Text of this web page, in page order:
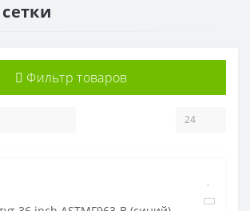
Фильтр товаров